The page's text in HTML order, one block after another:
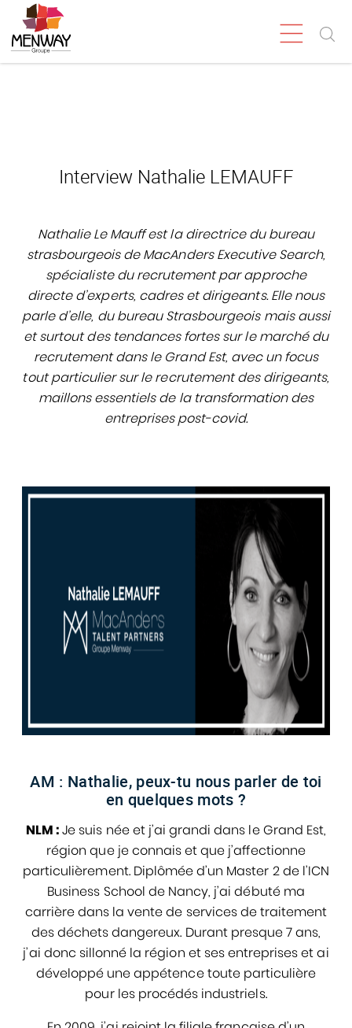
Interview Nathalie LEMAUFF
Nathalie Le Mauff est la directrice du bureau
strasbourgeois de MacAnders Executive Search,
spécialiste du recrutement par approche
directe d’experts, cadres et dirigeants. Elle nous
parle d’elle, du bureau Strasbourgeois mais aussi
et surtout des tendances fortes sur le marché du
recrutement dans le Grand Est, avec un focus
tout particulier sur le recrutement des dirigeants,
maillons essentiels de la transformation des
entreprises post-covid.
AM : Nathalie, peux-tu nous parler de toi
en quelques mots ?
NLM :Je suis née et j’ai grandi dans le Grand Est,
région que je connais et que j’affectionne
particulièrement. Diplômée d’un Master 2 de l’ICN
Business School de Nancy, j’ai débuté ma
carrière dans la vente de services de traitement
des déchets dangereux. Durant presque 7 ans,
j’ai donc sillonné la région et ses entreprises et ai
développé une appétence toute particulière
pour les procédés industriels.